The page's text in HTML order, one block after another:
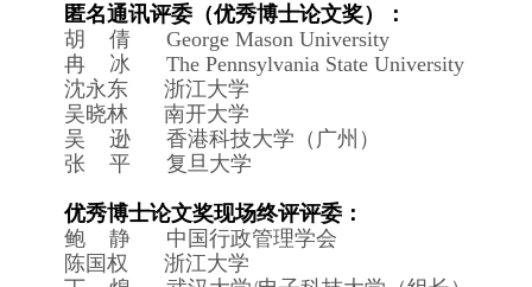
匿名通讯评委（优秀博士论文奖）：
胡 倩 George Mason University
冉 冰 The Pennsylvania State University
沈永东 浙江大学
吴晓林 南开大学
吴 逊 香港科技大学（广州）
张 平 复旦大学
优秀博士论文奖现场终评评委：
鲍 静 中国行政管理学会
陈国权 浙江大学